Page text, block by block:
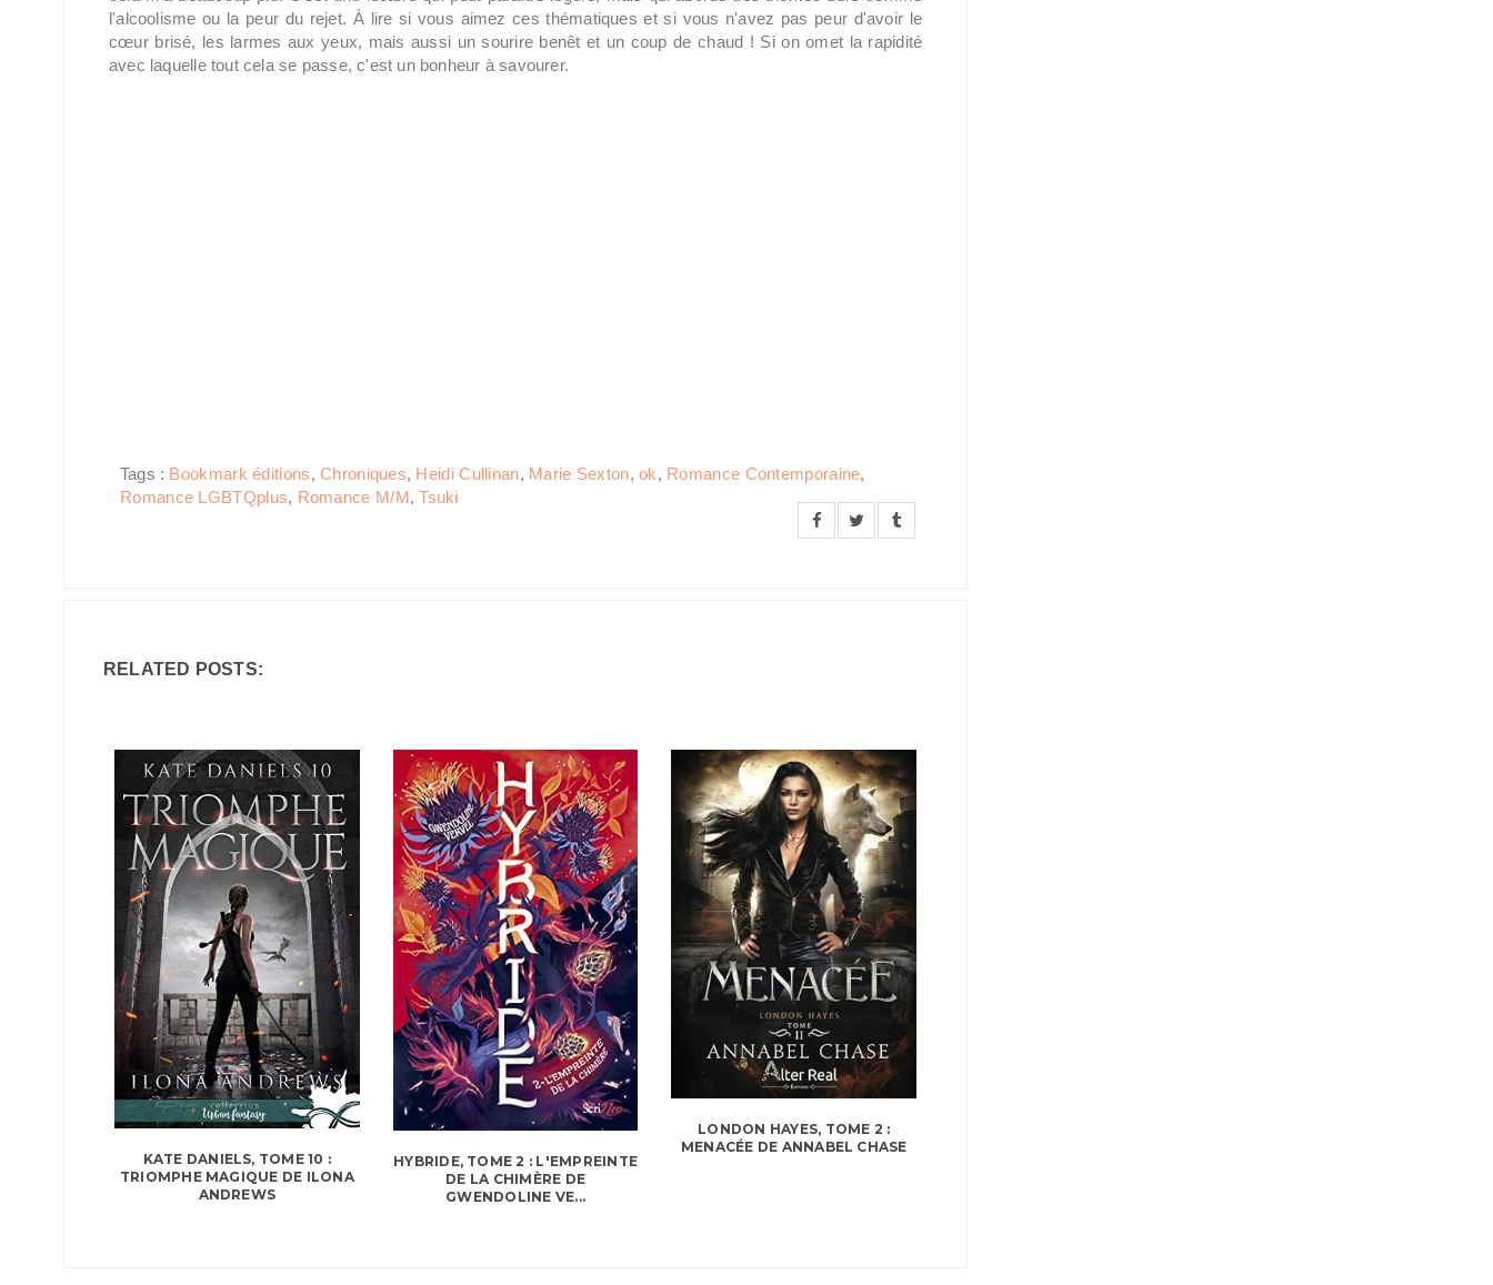
l'alcoolisme ou la peur du rejet. À lire si vous aimez ces thématiques et si vous n'avez pas peur d'avoir le
cœur brisé, les larmes aux yeux, mais aussi un sourire benêt et un coup de chaud ! Si on omet la rapidité
avec laquelle tout cela se passe, c'est un bonheur à savourer.
Tags : Bookmark éditions,Chroniques, Heidi Cullinan, Marie Sexton,ok, Romance Contemporaine,
Romance LGBTQplus, Romance M/M,Tsuki
RELATED POSTS:
KATE DANIELS, TOME 10 :
TRIOMPHE MAGIQUE DE ILONA
ANDREWS
HYBRIDE, TOME 2 : L'EMPREINTE
DE LA CHIMÈRE DE
GWENDOLINE VE...
LONDON HAYES, TOME 2 :
MENACÉE DE ANNABEL CHASE